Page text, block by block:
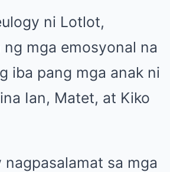
ni Lotlot,
mga emosyonal na
iba pang mga anak ni
Ian, Matet, at Kiko
nagpasalamat sa mga